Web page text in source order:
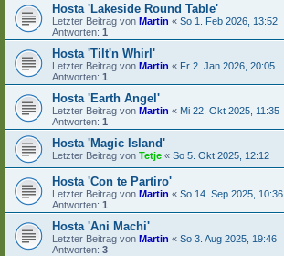
Hosta 'Lakeside Round Table'
Letzter Beitrag von Martin « So 1. Feb 2026, 13:52
Antworten: 1
Hosta 'Tilt'n Whirl'
Letzter Beitrag von Martin « Fr 2. Jan 2026, 20:05
Antworten: 1
Hosta 'Earth Angel'
Letzter Beitrag von Martin « Mi 22. Okt 2025, 11:35
Antworten: 1
Hosta 'Magic Island'
Letzter Beitrag von Tetje « So 5. Okt 2025, 12:12
Hosta 'Con te Partiro'
Letzter Beitrag von Martin « So 14. Sep 2025, 10:36
Antworten: 1
Hosta 'Ani Machi'
Letzter Beitrag von Martin « So 3. Aug 2025, 19:46
Antworten: 3